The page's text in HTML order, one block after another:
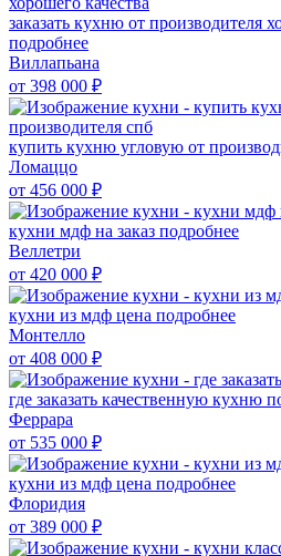
заказать кухню от производителя
подробнее
Виллапьана
от 398 000 ₽
купить кухню угловую от
Ломаццо
от 456 000 ₽
кухни мдф на заказ подробнее
Веллетри
от 420 000 ₽
кухни из мдф цена подробнее
Монтелло
от 408 000 ₽
где заказать качественную кухню
Феррара
от 535 000 ₽
кухни из мдф цена подробнее
Флоридия
от 389 000 ₽